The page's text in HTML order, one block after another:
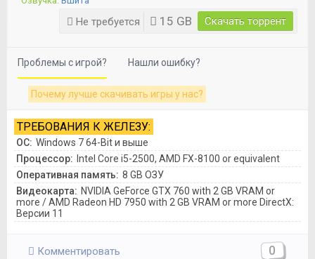
Не требуется 15 GB Скачать торрент
Проблемы с игрой? Нашли ошибку?
Почему лучше скачивать игры у нас?
ТРЕБОВАНИЯ К ЖЕЛЕЗУ:
ОС: Windows 7 64-Bit и выше
Процессор: Intel Core i5-2500, AMD FX-8100 or equivalent
Оперативная память: 8 GB ОЗУ
Видеокарта: NVIDIA GeForce GTX 760 with 2 GB VRAM or
more / AMD Radeon HD 7950 with 2 GB VRAM or more DirectX:
Версии 11
Комментировать 0